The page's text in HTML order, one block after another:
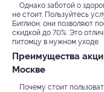
Однако заботой о
не стоит. Пользуйтесь
Биглион: они позволяют
скидкой до 70%. Это
питомцу в нужном уходе.
Преимущества
Москве
Почему стоит